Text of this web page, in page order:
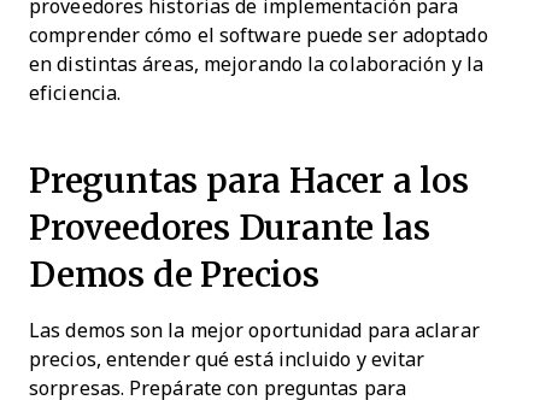
proveedores historias de implementación para
comprender cómo el software puede ser adoptado
en distintas áreas, mejorando la colaboración y la
eficiencia.
Preguntas para Hacer a los
Proveedores Durante las
Demos de Precios
Las demos son la mejor oportunidad para aclarar
precios, entender qué está incluido y evitar
sorpresas. Prepárate con preguntas para